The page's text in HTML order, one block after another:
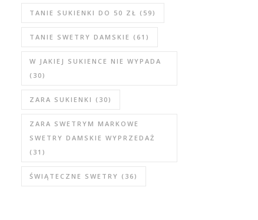
TANIE SUKIENKI DO 50 ZŁ (59)
TANIE SWETRY DAMSKIE (61)
W JAKIEJ SUKIENCE NIE WYPADA
(30)
ZARA SUKIENKI (30)
ZARA SWETRYM MARKOWE
SWETRY DAMSKIE WYPRZEDAŻ
(31)
ŚWIĄTECZNE SWETRY (36)